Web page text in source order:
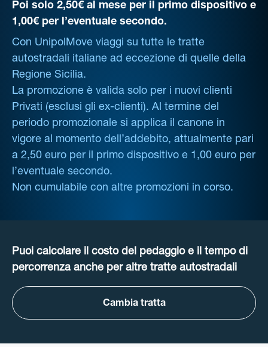
Poi solo 2,50€ al mese per il primo dispositivo e
1,00€ per l’eventuale secondo.
Con UnipolMove viaggi su tutte le tratte
autostradali italiane ad eccezione di quelle della
Regione Sicilia.
La promozione è valida solo per i nuovi clienti
Privati (esclusi gli ex-clienti). Al termine del
periodo promozionale si applica il canone in
vigore al momento dell’addebito, attualmente pari
a 2,50 euro per il primo dispositivo e 1,00 euro per
l’eventuale secondo.
Non cumulabile con altre promozioni in corso.
Puoi calcolare il costo del pedaggio e il tempo di
percorrenza anche per altre tratte autostradali
Cambia tratta